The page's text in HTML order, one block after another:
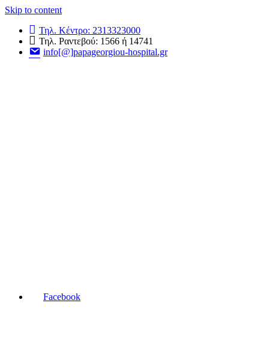
Skip to content
Τηλ. Κέντρο: 2313323000
Τηλ. Ραντεβού: 1566 ή 14741
info[@]papageorgiou-hospital.gr
Facebook